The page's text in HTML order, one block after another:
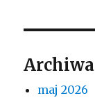
Archiwa
maj 2026